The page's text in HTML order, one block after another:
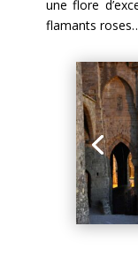
une flore
flamants